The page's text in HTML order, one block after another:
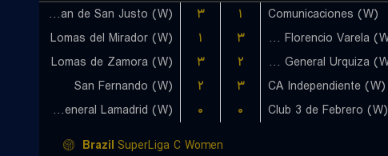
Huracan de San Justo (W)
۳ ۱ Comunicaciones (W)
Lomas del Mirador (W)
۱ ۳ La Patriada Municipio Florencio Varela (W)
Lomas de Zamora (W)
۳ ۲ Circulo General Urquiza (W)
San Fernando (W)
۲ ۳ CA Independiente (W)
Club Atletico General Lamadrid (W)
۰ ۰ Club 3 de Febrero (W)
Brazil SuperLiga C Women